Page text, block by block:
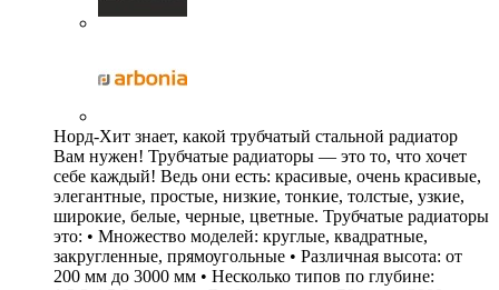
Норд-Хит знает, какой трубчатый стальной радиатор
Вам нужен! Трубчатые радиаторы — это то, что хочет
себе каждый! Ведь они есть: красивые, очень красивые,
элегантные, простые, низкие, тонкие, толстые, узкие,
широкие, белые, черные, цветные. Трубчатые радиаторы
это: • Множество моделей: круглые, квадратные,
закругленные, прямоугольные • Различная высота: от
200 мм до 3000 мм • Несколько типов по глубине: